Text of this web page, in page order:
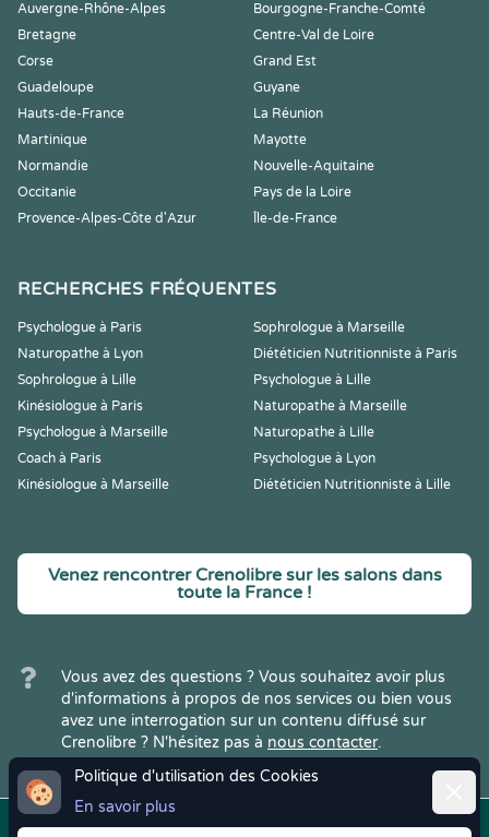
Politique d'utilisation des Cookies
En savoir plus
Auvergne-Rhône-Alpes
Bourgogne-Franche-Comté
Bretagne
Centre-Val de Loire
Corse
Grand Est
Guadeloupe
Guyane
Hauts-de-France
La Réunion
Martinique
Mayotte
Normandie
Nouvelle-Aquitaine
Occitanie
Pays de la Loire
Provence-Alpes-Côte d'Azur
Île-de-France
RECHERCHES FRÉQUENTES
Psychologue à Paris
Sophrologue à Marseille
Naturopathe à Lyon
Diététicien Nutritionniste à Paris
Sophrologue à Lille
Psychologue à Lille
Kinésiologue à Paris
Naturopathe à Marseille
Psychologue à Marseille
Naturopathe à Lille
Coach à Paris
Psychologue à Lyon
Kinésiologue à Marseille
Diététicien Nutritionniste à Lille
Venez rencontrer Crenolibre sur les salons dans
toute la France !
Vous avez des questions ? Vous souhaitez avoir plus
d'informations à propos de nos services ou bien vous
avez une interrogation sur un contenu diffusé sur
Crenolibre ? N'hésitez pas à nous contacter.
Copyright © 2022Crenolibre, tous Mentions | CGV | RGPD